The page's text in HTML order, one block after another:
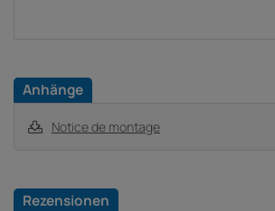
Anhänge
Notice de montage
Rezensionen